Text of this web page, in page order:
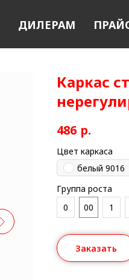
ДИЛЕРАМ
Каркас
486 р.
Цвет каркаса
белый 9016
Группа роста
0
00 1
Заказать